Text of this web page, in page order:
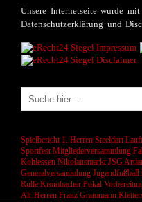
Unsere Internetseite wurde mit
Datenschutzerklärung und
Spielbericht 1. Herren Steeldart
Sportfest Mitgliederversammlung
Kohlessen Nikolausmarkt JSG
Generalversammlung Jugendfußball
Rulle Krombacher Pokal
Alt-Herren Franz Grammann